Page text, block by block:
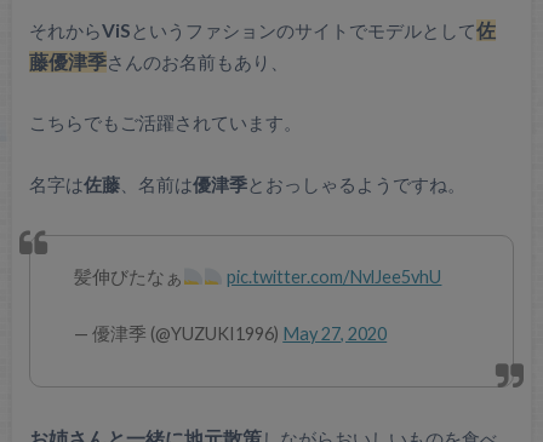
それからViSというファションのサイトでモデルとして佐
藤優津季さんのお名前もあり、
こちらでもご活躍されています。
名字は佐藤、名前は優津季とおっしゃるようですね。
髪伸びたなぁ pic.twitter.com/NvlJee5vhU
— 優津季 (@YUZUKI1996) May 27, 2020